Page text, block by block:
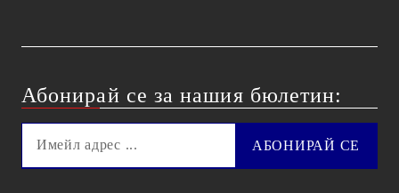
Абонирай се за нашия бюлетин: